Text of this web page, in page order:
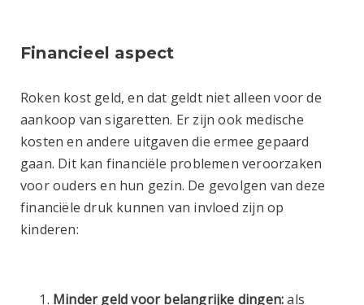
Financieel aspect
Roken kost geld, en dat geldt niet alleen voor de
aankoop van sigaretten. Er zijn ook medische
kosten en andere uitgaven die ermee gepaard
gaan. Dit kan financiële problemen veroorzaken
voor ouders en hun gezin. De gevolgen van deze
financiële druk kunnen van invloed zijn op
kinderen:
Minder geld voor belangrijke dingen:als